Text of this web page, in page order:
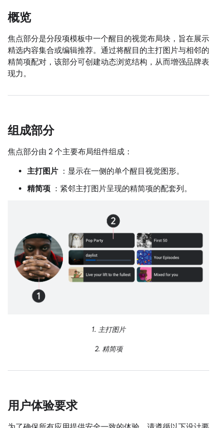
概览
焦点部分是分段项模板中一个醒目的视觉布局块，旨在展示
精选内容集合或编辑推荐。通过将醒目的主打图片与相邻的
精简项配对，该部分可创建动态浏览结构，从而增强品牌表
现力。
组成部分
焦点部分由 2 个主要布局组件组成：
主打图片 ：显示在一侧的单个醒目视觉图形。
精简项 ：紧邻主打图片呈现的精简项的配套列。
1. 主打图片
2. 精简项
用户体验要求